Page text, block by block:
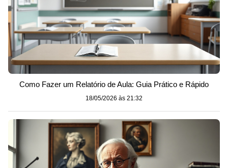
Como Fazer um Relatório de Aula: Guia Prático e Rápido
18/05/2026 às 21:32